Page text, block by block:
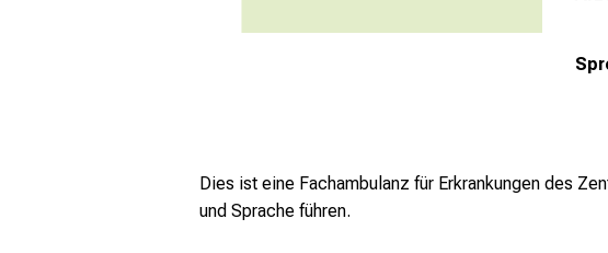
Dies ist eine Fachambulanz für Erkrankungen des
und Sprache führen.